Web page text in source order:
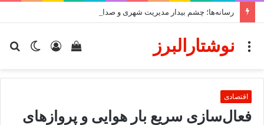
رسانه‌ها؛ چشم بیدار مدیریت شهری و صدای مطالبه‌گر مردمند
تغییر
ورود
دیدن
خرید
نوشتارالبرزمنو
اقتصادی
فعال‌سازی سریع بار هوایی و پروازهای